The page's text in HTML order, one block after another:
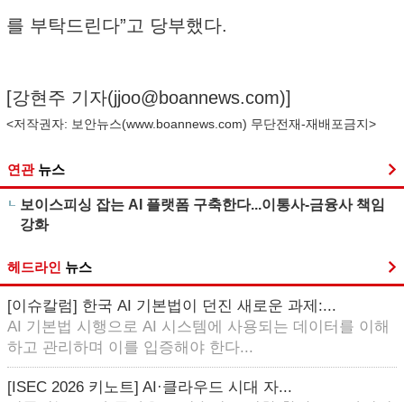
를 부탁드린다”고 당부했다.
[강현주 기자(jjoo@boannews.com)]
<저작권자: 보안뉴스(www.boannews.com) 무단전재-재배포금지>
연관 뉴스
보이스피싱 잡는 AI 플랫폼 구축한다...이통사-금융사 책임
강화
헤드라인 뉴스
[이슈칼럼] 한국 AI 기본법이 던진 새로운 과제:...
AI 기본법 시행으로 AI 시스템에 사용되는 데이터를 이해
하고 관리하며 이를 입증해야 한다...
[ISEC 2026 키노트] AI·클라우드 시대 자...